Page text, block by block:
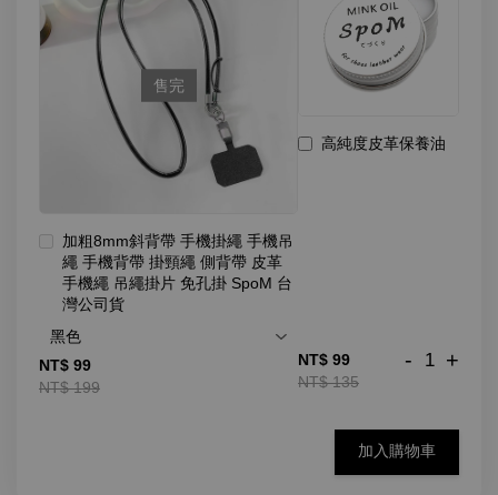
售完
加粗8mm斜背帶 手機掛繩 手機吊
繩 手機背帶 掛頸繩 側背帶 皮革
手機繩 吊繩掛片 免孔掛 SpoM 台
灣公司貨
NT$ 99
NT$ 199
高純度皮革保養油
NT$ 99
NT$ 135
- +
加入購物車